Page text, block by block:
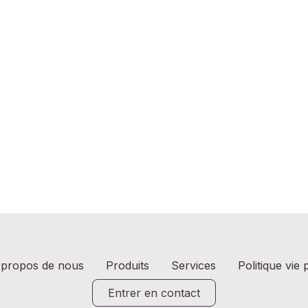
de nous Produits Services Politique vie
Entrer en contact